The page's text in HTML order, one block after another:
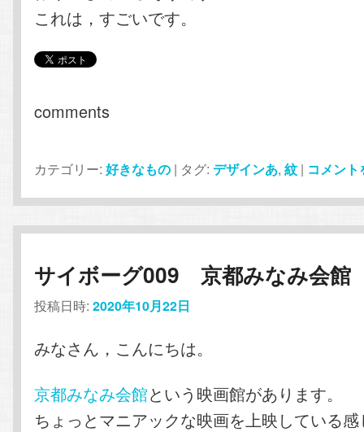
これは，すごいです。
comments
カテゴリー: 好きなもの | タグ: デザインあ,紋 | コメント
サイボーグ009 京都みなみ会館
投稿日時:2020年10月22日
みなさん，こんにちは。
京都みなみ会館という映画館があります。
ちょっとマニアックな映画を上映している